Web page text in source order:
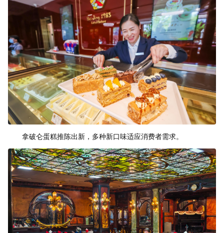
拿破仑蛋糕推陈出新，多种新口味适应消费者需求。